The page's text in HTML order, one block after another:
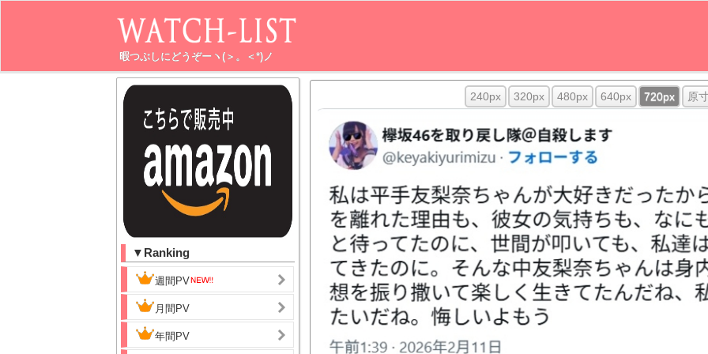
暇つぶしにどうぞーヽ(＞。＜*)ノ
▼Ranking
週間PV
月間PV
年間PV
240px 320px 480px 640px 720px 原